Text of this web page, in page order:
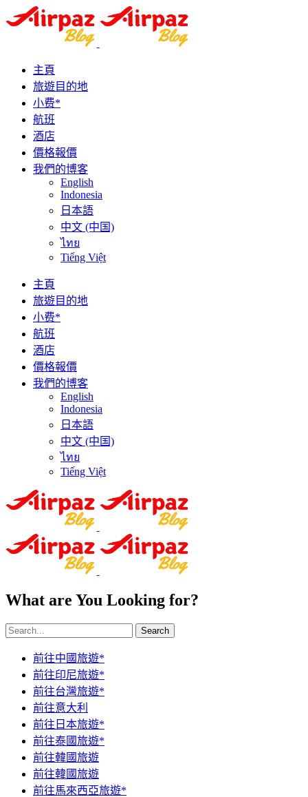
主頁
旅遊目的地
小费*
航班
酒店
價格報價
我們的博客
English
Indonesia
日本語
中文 (中国)
ไทย
Tiếng Việt
主頁
旅遊目的地
小费*
航班
酒店
價格報價
我們的博客
English
Indonesia
日本語
中文 (中国)
ไทย
Tiếng Việt
What are You Looking for?
Search
前往中國旅遊*
前往印尼旅遊*
前往台灣旅遊*
前往意大利
前往日本旅遊*
前往泰國旅遊*
前往韓國旅遊
前往韓國旅遊
前往馬來西亞旅遊*